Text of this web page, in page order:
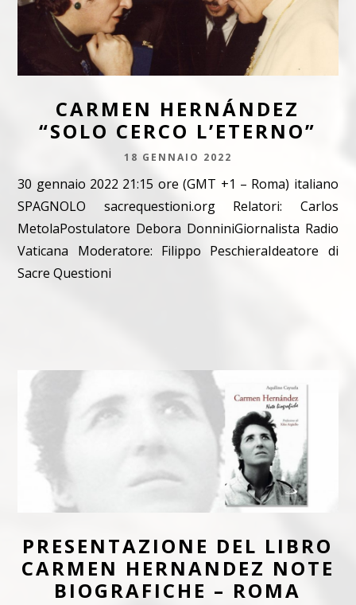
CARMEN HERNÁNDEZ
“SOLO CERCO L’ETERNO”
18 GENNAIO 2022
30 gennaio 2022 21:15 ore (GMT +1 – Roma) italiano
SPAGNOLO sacrequestioni.org Relatori: Carlos
MetolaPostulatore Debora DonniniGiornalista Radio
Vaticana Moderatore: Filippo PeschieraIdeatore di
Sacre Questioni
PRESENTAZIONE DEL LIBRO
CARMEN HERNANDEZ NOTE
BIOGRAFICHE – ROMA